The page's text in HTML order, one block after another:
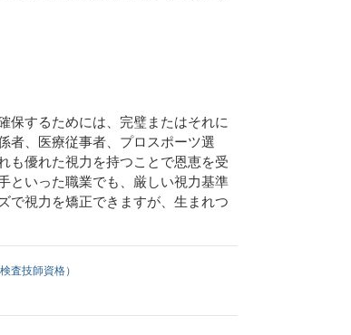
保するためには、完璧またはそれに
者、医療従事者、プロスポーツ選
も優れた視力を持つことで恩恵を受
といった職業でも、厳しい視力基準
で視力を矯正できますが、生まれつ
査技師資格）